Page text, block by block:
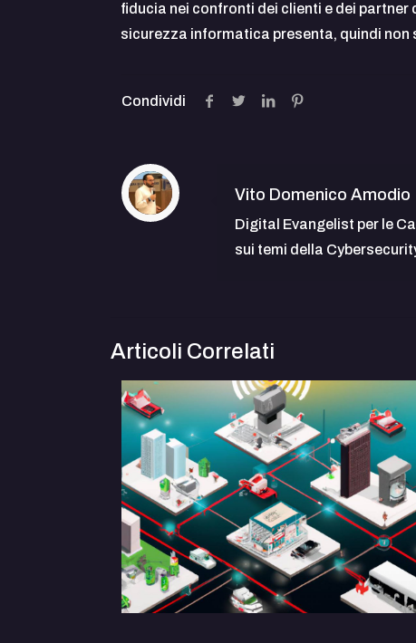
fiducia nei confronti dei clienti e dei
sicurezza informatica presenta, quindi
Condividi
Vito Domenico Amodio
Digital Evangelist per le
sui temi della
Articoli Correlati